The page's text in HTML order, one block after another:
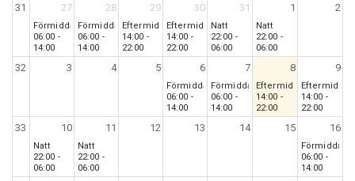
31
27 28 29 30 31 1 2
Förmiddag
06:00 -
14:00
Förmiddag
06:00 -
14:00
Eftermiddag
14:00 -
22:00
Eftermiddag
14:00 -
22:00
Natt
22:00 -
06:00
Natt
22:00 -
06:00
32 3 4 5 6 7 8 9
Förmiddag
06:00 -
14:00
Förmiddag
06:00 -
14:00
Eftermiddag
14:00 -
22:00
Eftermiddag
14:00 -
22:00
33 10 11 12 13 14 15 16
Natt
22:00 -
06:00
Natt
22:00 -
06:00
Förmiddag
06:00 -
14:00